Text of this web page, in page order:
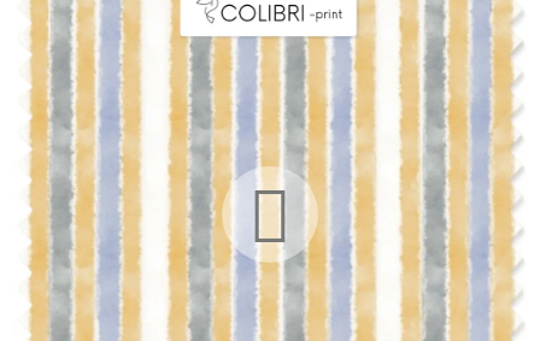
hvězdiček.